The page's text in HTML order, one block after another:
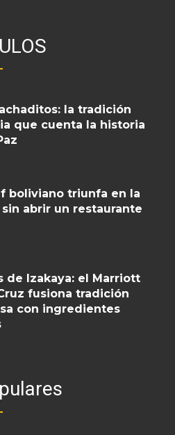
la tradición
que cuenta la historia
boliviano triunfa en la
abrir un restaurante
de Izakaya: el Marriott
fusiona tradición
con ingredientes